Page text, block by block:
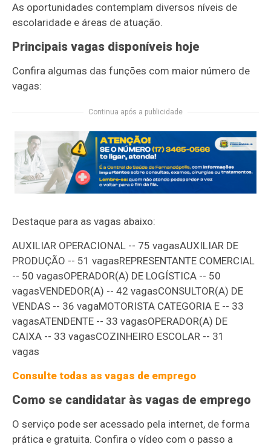
As oportunidades contemplam diversos níveis de
escolaridade e áreas de atuação.
Principais vagas disponíveis hoje
Confira algumas das funções com maior número de
vagas:
Continua após a publicidade
Destaque para as vagas abaixo:
AUXILIAR OPERACIONAL -- 75 vagasAUXILIAR DE
PRODUÇÃO -- 51 vagasREPRESENTANTE COMERCIAL
-- 50 vagasOPERADOR(A) DE LOGÍSTICA -- 50
vagasVENDEDOR(A) -- 42 vagasCONSULTOR(A) DE
VENDAS -- 36 vagaMOTORISTA CATEGORIA E -- 33
vagasATENDENTE -- 33 vagasOPERADOR(A) DE
CAIXA -- 33 vagasCOZINHEIRO ESCOLAR -- 31
vagas
Consulte todas as vagas de emprego
Como se candidatar às vagas de emprego
O serviço pode ser acessado pela internet, de forma
prática e gratuita. Confira o vídeo com o passo a